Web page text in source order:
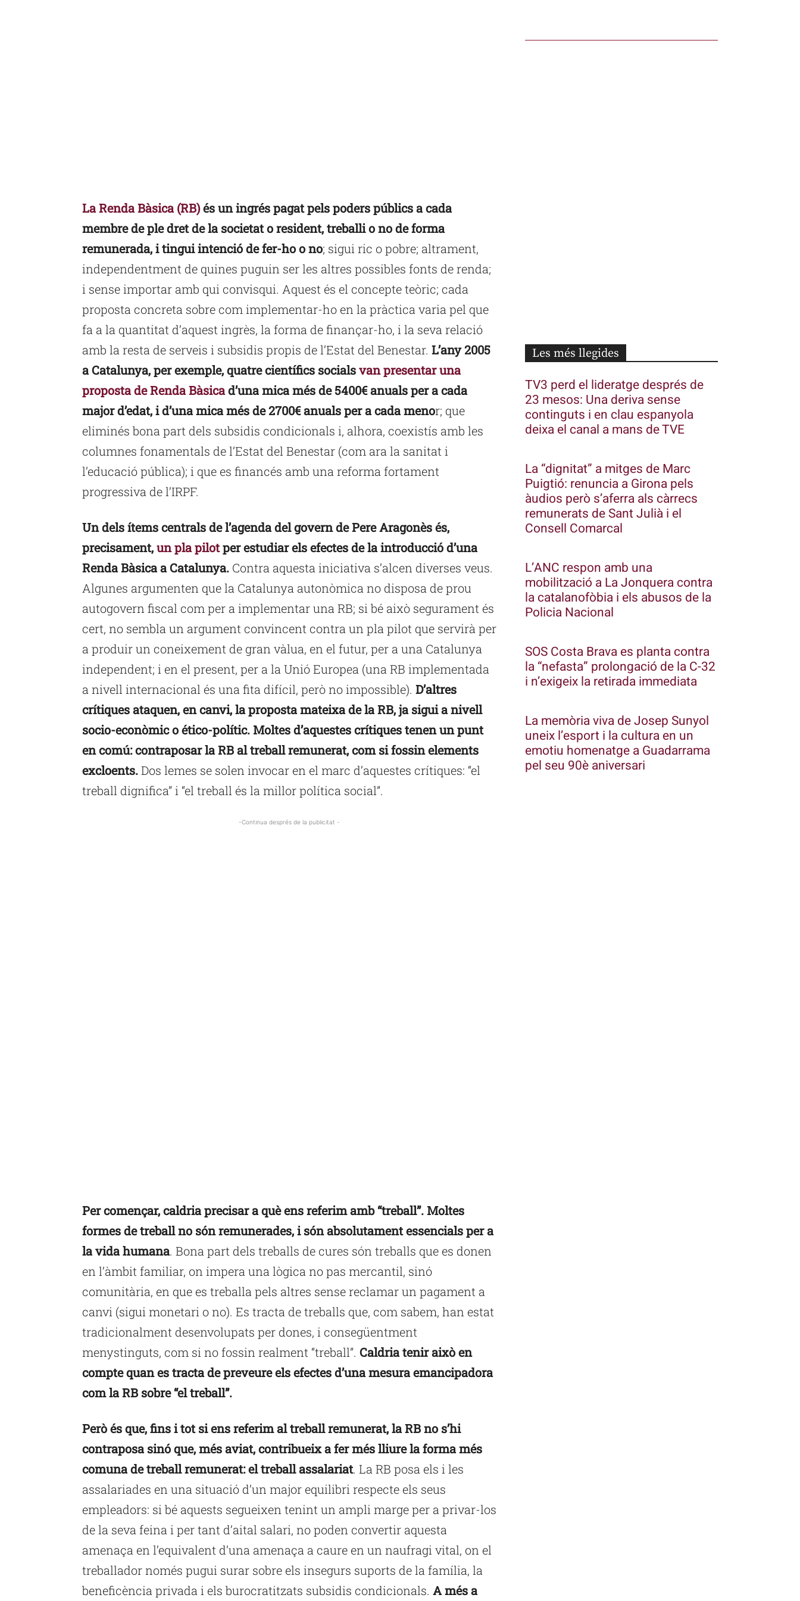
La Renda Bàsica (RB)és un ingrés pagat pels poders públics a cada
membre de ple dret de la societat o resident, treballi o no de forma
remunerada, i tingui intenció de fer-ho o no; sigui ric o pobre; altrament,
independentment de quines puguin ser les altres possibles fonts de renda;
i sense importar amb qui convisqui. Aquest és el concepte teòric; cada
proposta concreta sobre com implementar-ho en la pràctica varia pel que
fa a la quantitat d’aquest ingrès, la forma de finançar-ho, i la seva relació
amb la resta de serveis i subsidis propis de l’Estat del Benestar. L’any 2005
a Catalunya, per exemple, quatre científics socialsvan presentar una
proposta de Renda Bàsicad’una mica més de 5400€ anuals per a cada
major d’edat, i d’una mica més de 2700€ anuals per a cada menor; que
eliminés bona part dels subsidis condicionals i, alhora, coexistís amb les
columnes fonamentals de l’Estat del Benestar (com ara la sanitat i
l’educació pública); i que es financés amb una reforma fortament
progressiva de l’IRPF.
Un dels ítems centrals de l’agenda del govern de Pere Aragonès és,
precisament,un pla pilotper estudiar els efectes de la introducció d’una
Renda Bàsica a Catalunya. Contra aquesta iniciativa s’alcen diverses veus.
Algunes argumenten que la Catalunya autonòmica no disposa de prou
autogovern fiscal com per a implementar una RB; si bé això segurament és
cert, no sembla un argument convincent contra un pla pilot que servirà per
a produir un coneixement de gran vàlua, en el futur, per a una Catalunya
independent; i en el present, per a la Unió Europea (una RB implementada
a nivell internacional és una fita difícil, però no impossible). D’altres
crítiques ataquen, en canvi, la proposta mateixa de la RB, ja sigui a nivell
socio-econòmic o ético-polític. Moltes d’aquestes crítiques tenen un punt
en comú: contraposar la RB al treball remunerat, com si fossin elements
excloents.Dos lemes se solen invocar en el marc d’aquestes crítiques: “el
treball dignifica” i “el treball és la millor política social”.
-Continua després de la publicitat -
Per començar, caldria precisar a què ens referim amb “treball”. Moltes
formes de treball no són remunerades, i són absolutament essencials per a
la vida humana. Bona part dels treballs de cures són treballs que es donen
en l’àmbit familiar, on impera una lògica no pas mercantil, sinó
comunitària, en que es treballa pels altres sense reclamar un pagament a
canvi (sigui monetari o no). Es tracta de treballs que, com sabem, han estat
tradicionalment desenvolupats per dones, i consegüentment
menystinguts, com si no fossin realment “treball”. Caldria tenir això en
compte quan es tracta de preveure els efectes d’una mesura emancipadora
com la RB sobre “el treball”.
Però és que, fins i tot si ens referim al treball remunerat, la RB no s’hi
contraposa sinó que, més aviat, contribueix a fer més lliure la forma més
comuna de treball remunerat: el treball assalariat. La RB posa els i les
assalariades en una situació d’un major equilibri respecte els seus
empleadors: si bé aquests segueixen tenint un ampli marge per a privar-los
de la seva feina i per tant d’aital salari, no poden convertir aquesta
amenaça en l’equivalent d’una amenaça a caure en un naufragi vital, on el
treballador només pugui surar sobre els insegurs suports de la família, la
beneficència privada i els burocratitzats subsidis condicionals. A més a
Les més llegides
TV3 perd el lideratge després de
23 mesos: Una deriva sense
continguts i en clau espanyola
deixa el canal a mans de TVE
La “dignitat” a mitges de Marc
Puigtió: renuncia a Girona pels
àudios però s’aferra als càrrecs
remunerats de Sant Julià i el
Consell Comarcal
L’ANC respon amb una
mobilització a La Jonquera contra
la catalanofòbia i els abusos de la
Policia Nacional
SOS Costa Brava es planta contra
la “nefasta” prolongació de la C-32
i n’exigeix la retirada immediata
La memòria viva de Josep Sunyol
uneix l’esport i la cultura en un
emotiu homenatge a Guadarrama
pel seu 90è aniversari